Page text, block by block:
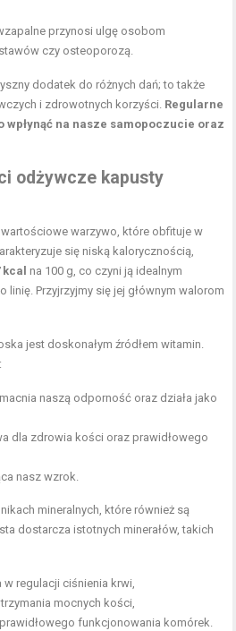
przynosi ulgę osobom
czy osteoporozą.
dodatek do różnych dań; to także
i zdrowotnych korzyści. Regularne
na nasze samopoczucie oraz
odżywcze kapusty
warzywo, które obfituje w
się niską kalorycznością,
kcal
na 100 g, co czyni ją idealnym
Przyjrzyjmy się jej głównym walorom
jest doskonałym źródłem witamin.
naszą odporność oraz działa jako
dla zdrowia kości oraz prawidłowego
nasz wzrok.
mineralnych, które również są
dostarcza istotnych minerałów, takich
regulacji ciśnienia krwi,
mocnych kości,
funkcjonowania komórek.